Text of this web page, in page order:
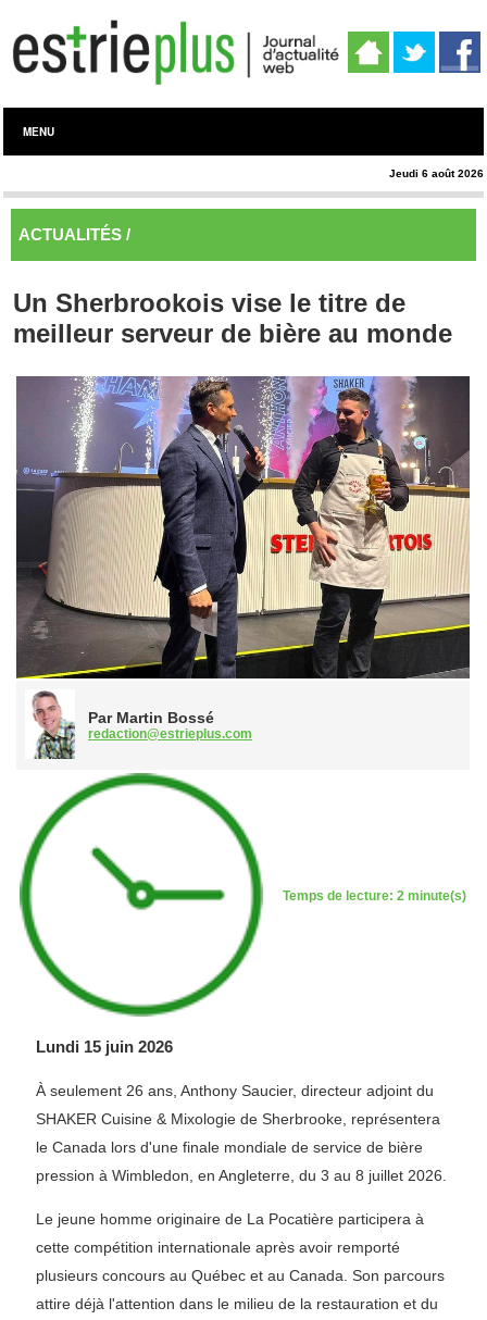
MENU
Jeudi 6 août 2026
ACTUALITÉS /
Un Sherbrookois vise le titre de
meilleur serveur de bière au monde
Par Martin Bossé
redaction@estrieplus.com
Temps de lecture: 2 minute(s)
Lundi 15 juin 2026
À seulement 26 ans, Anthony Saucier, directeur adjoint du
SHAKER Cuisine & Mixologie de Sherbrooke, représentera
le Canada lors d'une finale mondiale de service de bière
pression à Wimbledon, en Angleterre, du 3 au 8 juillet 2026.
Le jeune homme originaire de La Pocatière participera à
cette compétition internationale après avoir remporté
plusieurs concours au Québec et au Canada. Son parcours
attire déjà l'attention dans le milieu de la restauration et du